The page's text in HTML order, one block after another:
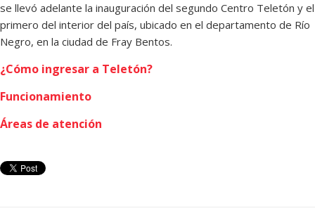
se llevó adelante la inauguración del segundo Centro Teletón y el
primero del interior del país, ubicado en el departamento de Río
Negro, en la ciudad de Fray Bentos.
¿Cómo ingresar a Teletón?
Funcionamiento
Áreas de atención